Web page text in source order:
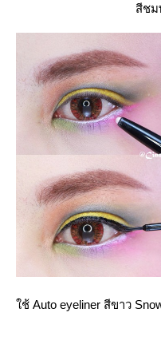
สีชม
ช้ Auto eyeliner สีขาว